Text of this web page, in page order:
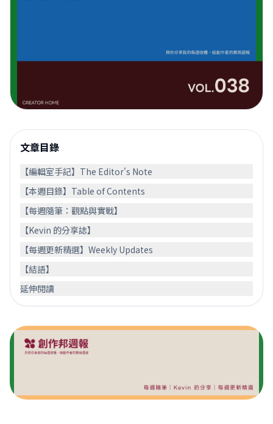
文章目錄
【編輯室手記】The Editor's Note
【本週目錄】Table of Contents
【每週隨筆：觀點與實戰】
【Kevin 的分享誌】
【每週更新精選】Weekly Updates
【結語】
延伸閱讀